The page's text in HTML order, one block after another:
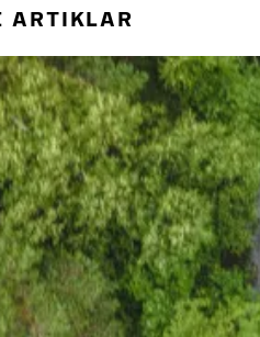
ARTIKLAR